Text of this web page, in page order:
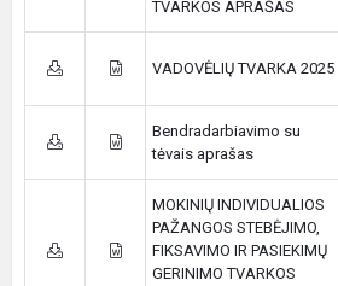
TVARKOS APRAŠAS
VADOVĖLIŲ TVARKA 2025
Bendradarbiavimo su
tėvais aprašas
MOKINIŲ INDIVIDUALIOS
PAŽANGOS STEBĖJIMO,
FIKSAVIMO IR PASIEKIMŲ
GERINIMO TVARKOS